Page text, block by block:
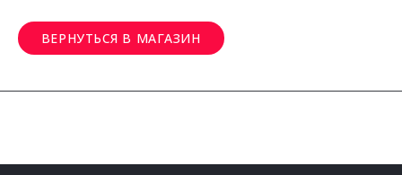
ВЕРНУТЬСЯ В МАГАЗИН